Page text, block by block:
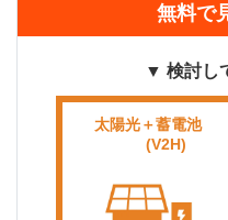
無料で
▼ 検討し
太陽光＋蓄電池
(V2H)